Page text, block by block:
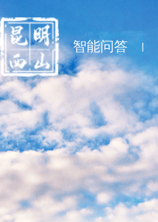
智能问答 |